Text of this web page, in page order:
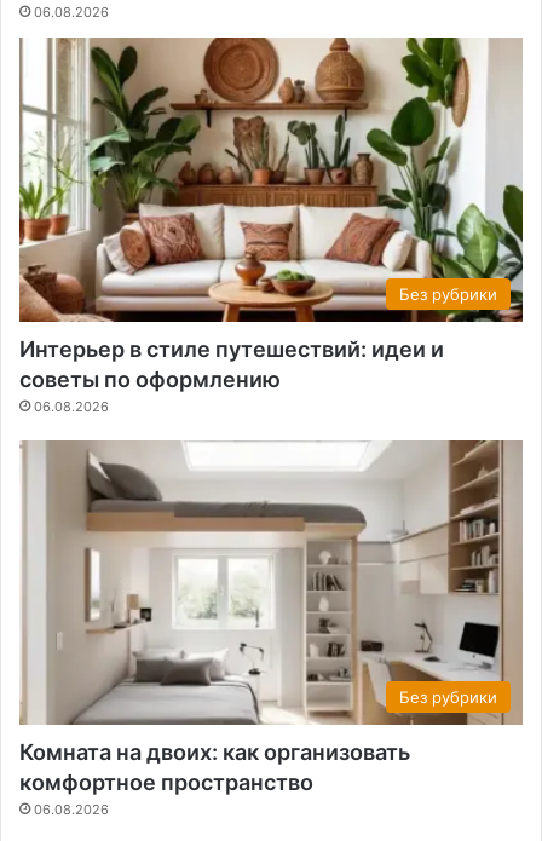
06.08.2026
Без рубрики
Интерьер в стиле путешествий: идеи и
советы по оформлению
06.08.2026
Без рубрики
Комната на двоих: как организовать
комфортное пространство
06.08.2026